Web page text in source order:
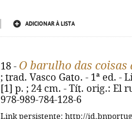
ADICIONAR À LISTA
18 - O barulho das coisas
; trad. Vasco Gato. - 1ª ed. -
[1] p. ; 24 cm. - Tít. orig.: El
978-989-784-128-6
Link persistente: http://